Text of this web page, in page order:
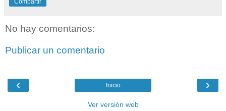
No hay comentarios:
Publicar un comentario
‹ ›
Inicio
Ver versión web